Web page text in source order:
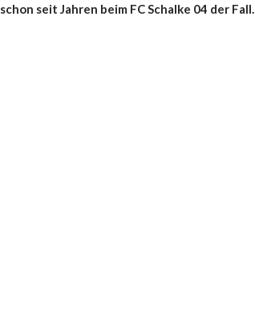
seit Jahren beim FC Schalke 04 der Fall.